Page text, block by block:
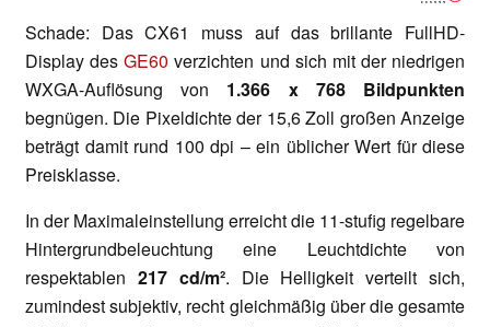
Schade: Das CX61 muss auf das brillante FullHD-
Display desGE60 verzichten und sich mit der niedrigen
WXGA-Auflösung von 1.366 x 768 Bildpunkten
begnügen. Die Pixeldichte der 15,6 Zoll großen Anzeige
beträgt damit rund 100 dpi – ein üblicher Wert für diese
Preisklasse.
In der Maximaleinstellung erreicht die 11-stufig regelbare
Hintergrundbeleuchtung eine Leuchtdichte von
respektablen 217 cd/m². Die Helligkeit verteilt sich,
zumindest subjektiv, recht gleichmäßig über die gesamte